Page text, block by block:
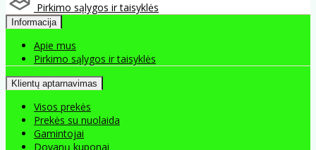
Pirkimo sąlygos ir taisyklės
Informacija
Apie mus
Pirkimo sąlygos ir taisyklės
Klientų aptarnavimas
Visos prekės
Prekės su nuolaida
Gamintojai
Dovanų kuponai